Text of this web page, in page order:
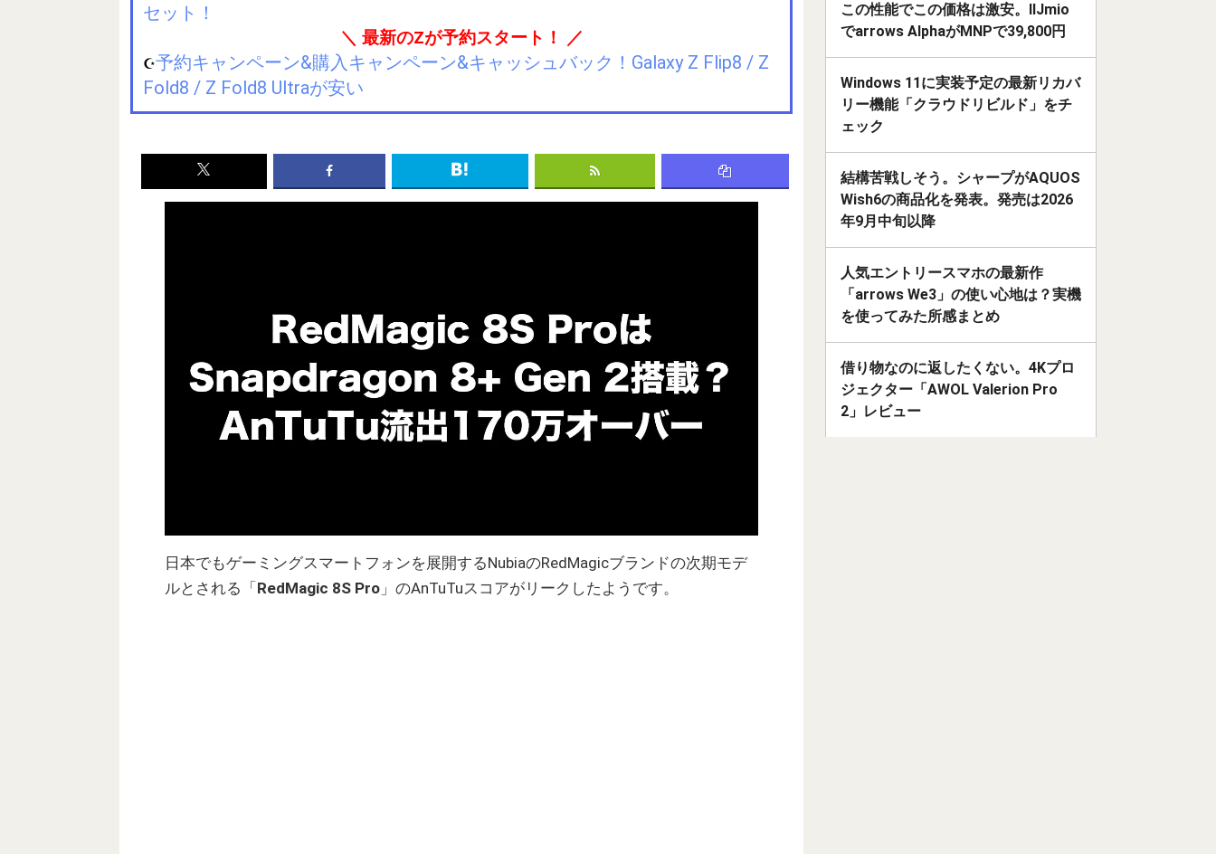
セット！
＼ 最新のZが予約スタート！ ／
☪️予約キャンペーン&購入キャンペーン&キャッシュバック！Galaxy Z Flip8 / Z
Fold8 / Z Fold8 Ultraが安い
日本でもゲーミングスマートフォンを展開するNubiaのRedMagicブランドの次期モデ
ルとされる「RedMagic 8S Pro 」のAnTuTuスコアがリークしたようです。
この性能でこの価格は激安。IIJmio
でarrows AlphaがMNPで39,800円
Windows 11に実装予定の最新リカバ
リー機能「クラウドリビルド」をチ
ェック
結構苦戦しそう。シャープがAQUOS
Wish6の商品化を発表。発売は2026
年9月中旬以降
人気エントリースマホの最新作
「arrows We3」の使い心地は？実機
を使ってみた所感まとめ
借り物なのに返したくない。4Kプロ
ジェクター「AWOL Valerion Pro
2」レビュー